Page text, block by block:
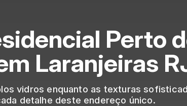
Perto
Laranjeiras
vidros enquanto as texturas
detalhe deste endereço único.